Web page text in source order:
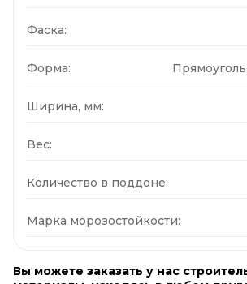
Фаска:
Форма:
Ширина, мм:
Вес:
Количество в поддоне:
Марка морозостойкости:
Вы можете заказать у нас